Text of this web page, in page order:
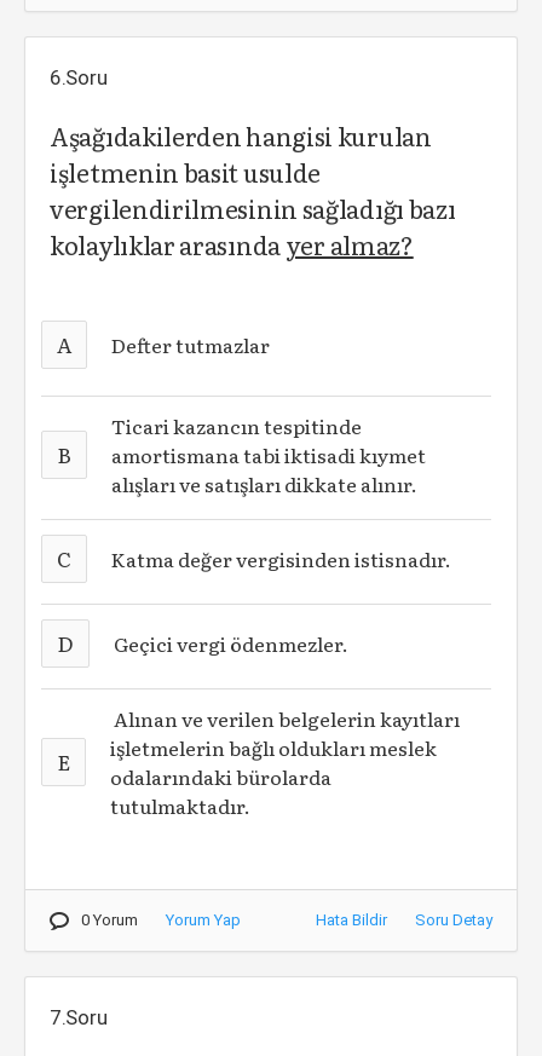
6.Soru
Aşağıdakilerden hangisi kurulan
işletmenin basit usulde
vergilendirilmesinin sağladığı bazı
kolaylıklar arasındayer almaz?
A Defter tutmazlar
B
Ticari kazancın tespitinde
amortismana tabi iktisadi kıymet
alışları ve satışları dikkate alınır.
C Katma değer vergisinden istisnadır.
D Geçici vergi ödenmezler.
E
Alınan ve verilen belgelerin kayıtları
işletmelerin bağlı oldukları meslek
odalarındaki bürolarda
tutulmaktadır.
0 Yorum Yorum Yap Hata Bildir Soru Detay
7.Soru